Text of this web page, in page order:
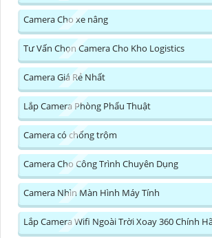
Camera Cho xe nâng
Tư Vấn Chọn Camera Cho Kho Logistics
Camera Giá Rẻ Nhất
Lắp Camera Phòng Phẩu Thuật
Camera có chống trộm
Camera Cho Công Trình Chuyên Dụng
Camera Nhìn Màn Hình Máy Tính
Lắp Camera Wifi Ngoài Trời Xoay 360 Chính